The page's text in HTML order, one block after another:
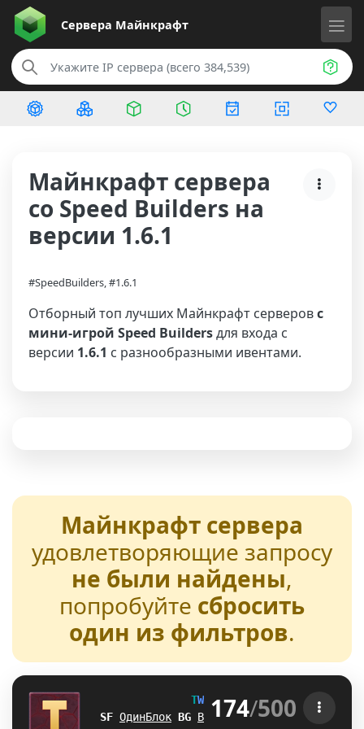
Сервера Майнкрафт
Майнкрафт сервера
со Speed Builders на
версии 1.6.1
#SpeedBuilders, #1.6.1
Отборный топ лучших Майнкрафт серверовс
мини-игрой Speed Buildersдля входа с
версии 1.6.1 с разнообразными ивентами.
Майнкрафт сервера
удовлетворяющие запросу
не были найдены,
попробуйте сбросить
один из фильтров.
TW NT UR E
[1.21-26.2]
_R ОдинБлок @Z Выживание ZE БедВарс
174/500